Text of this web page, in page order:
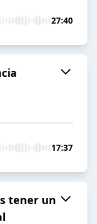
27:40
17:37
tener un